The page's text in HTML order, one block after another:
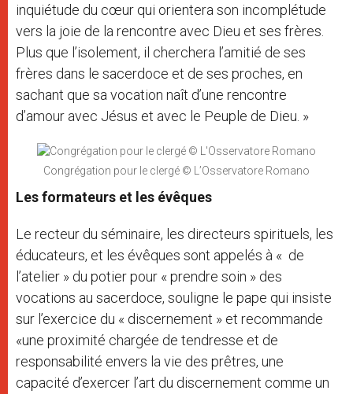
inquiétude du cœur qui orientera son incomplétude
vers la joie de la rencontre avec Dieu et ses frères.
Plus que l’isolement, il cherchera l’amitié de ses
frères dans le sacerdoce et de ses proches, en
sachant que sa vocation naît d’une rencontre
d’amour avec Jésus et avec le Peuple de Dieu. »
Congrégation pour le clergé © L’Osservatore Romano
Les formateurs et les évêques
Le recteur du séminaire, les directeurs spirituels, les
éducateurs, et les évêques sont appelés à « de
l’atelier » du potier pour « prendre soin » des
vocations au sacerdoce, souligne le pape qui insiste
sur l’exercice du « discernement » et recommande
«une proximité chargée de tendresse et de
responsabilité envers la vie des prêtres, une
capacité d’exercer l’art du discernement comme un